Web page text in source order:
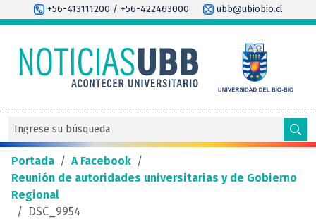
+56-413111200 / +56-422463000 ubb@ubiobio.cl
Portada / A Facebook /
Reunión de autoridades universitarias y de Gobierno
Regional
/ DSC_9954